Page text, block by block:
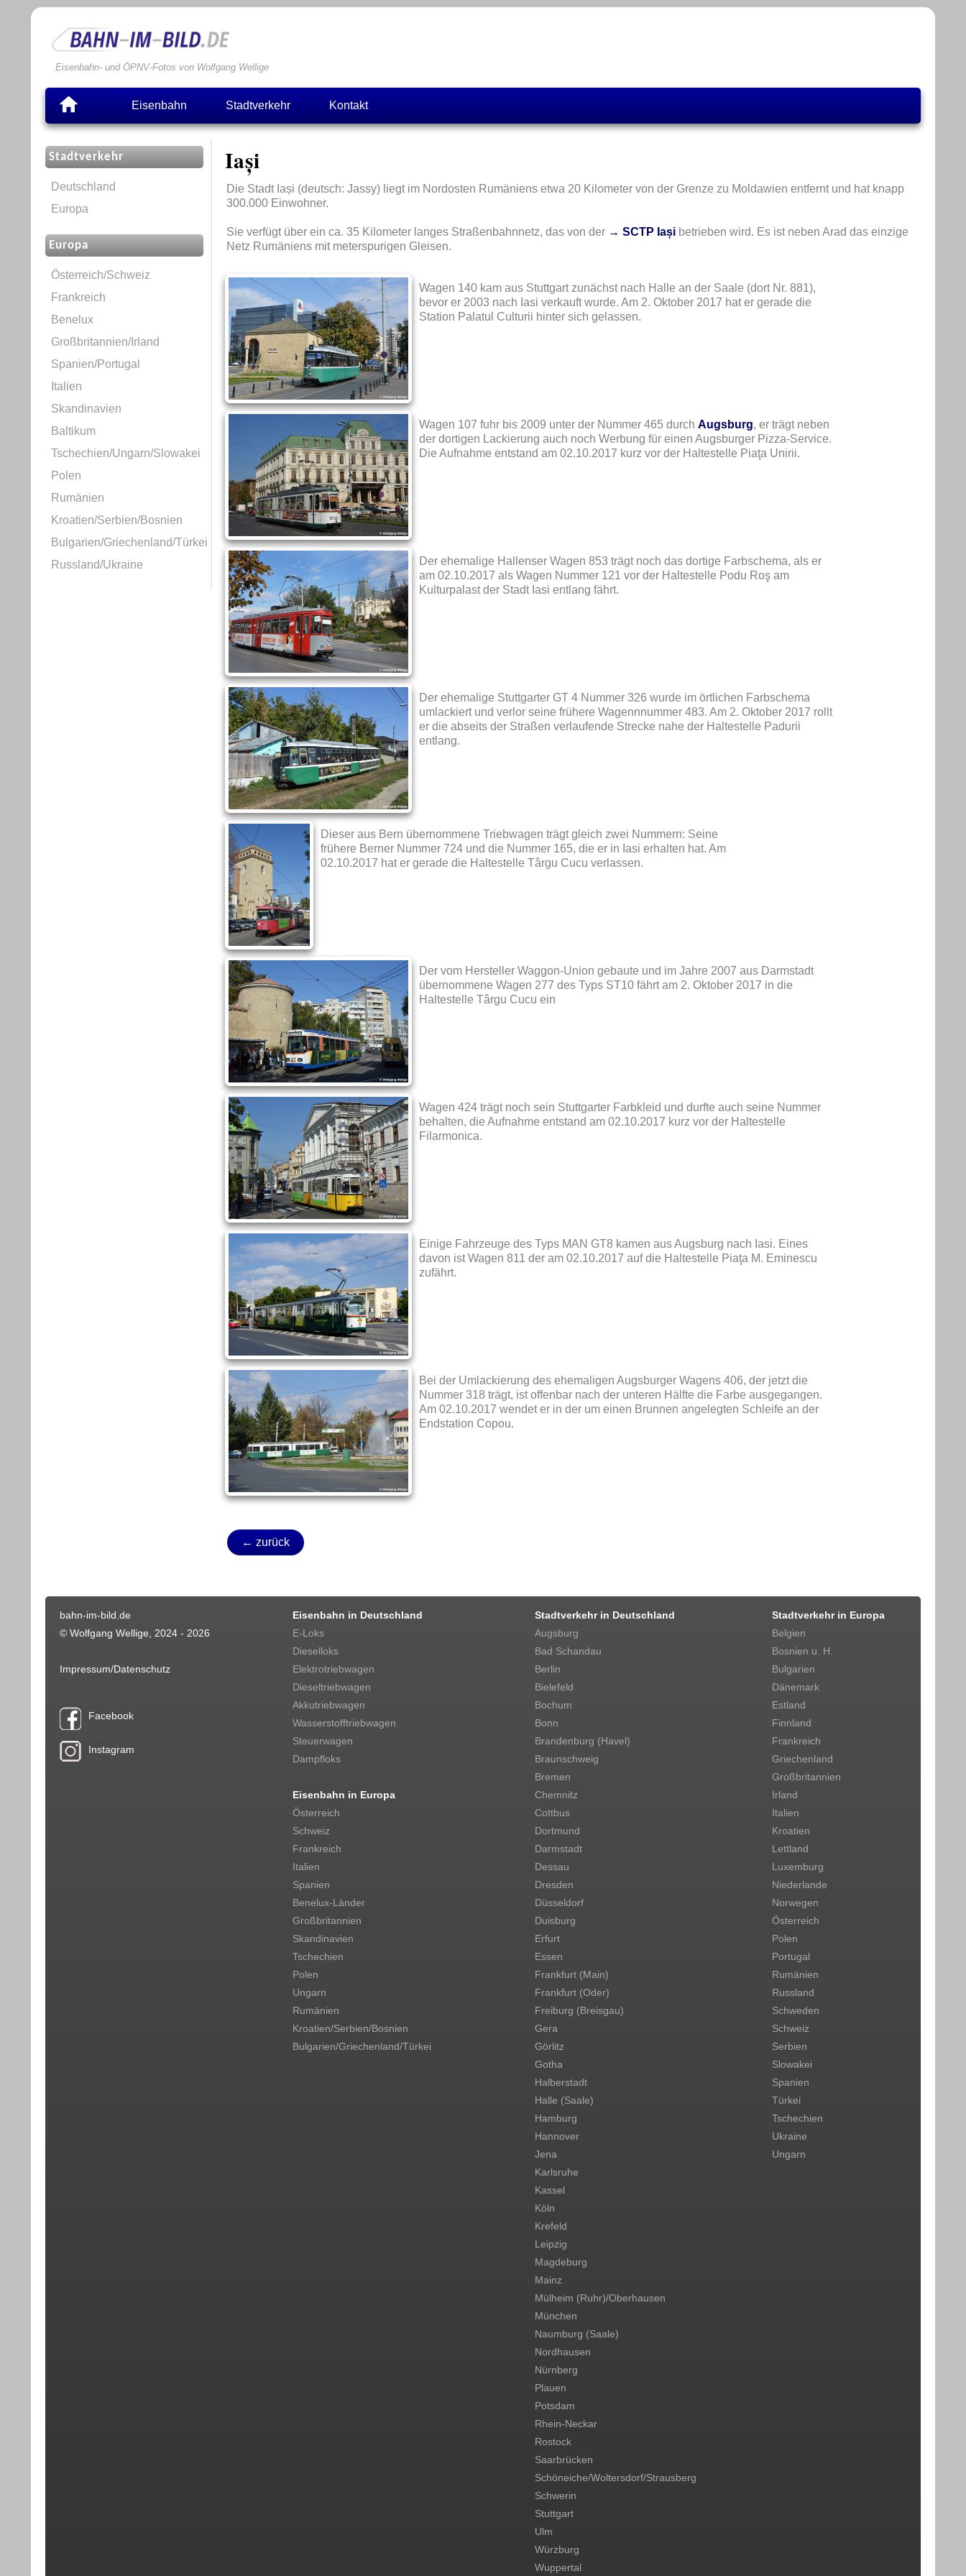
Eisenbahn- und ÖPNV-Fotos von Wolfgang Wellige
Eisenbahn Stadtverkehr Kontakt
Stadtverkehr
Deutschland
Europa
Europa
Österreich/Schweiz
Frankreich
Benelux
Großbritannien/Irland
Spanien/Portugal
Italien
Skandinavien
Baltikum
Tschechien/Ungarn/Slowakei
Polen
Rumänien
Kroatien/Serbien/Bosnien
Bulgarien/Griechenland/Türkei
Russland/Ukraine
Iași
Die Stadt Iași (deutsch: Jassy) liegt im Nordosten Rumäniens etwa 20 Kilometer von der Grenze zu Moldawien entfernt und hat knapp
300.000 Einwohner.
Sie verfügt über ein ca. 35 Kilometer langes Straßenbahnnetz, das von der → SCTP Iași betrieben wird. Es ist neben Arad das einzige
Netz Rumäniens mit meterspurigen Gleisen.
Wagen 140 kam aus Stuttgart zunächst nach Halle an der Saale (dort Nr. 881),
bevor er 2003 nach Iasi verkauft wurde. Am 2. Oktober 2017 hat er gerade die
Station Palatul Culturii hinter sich gelassen.
Wagen 107 fuhr bis 2009 unter der Nummer 465 durchAugsburg, er trägt neben
der dortigen Lackierung auch noch Werbung für einen Augsburger Pizza-Service.
Die Aufnahme entstand am 02.10.2017 kurz vor der Haltestelle Piaţa Unirii.
Der ehemalige Hallenser Wagen 853 trägt noch das dortige Farbschema, als er
am 02.10.2017 als Wagen Nummer 121 vor der Haltestelle Podu Roş am
Kulturpalast der Stadt Iasi entlang fährt.
Der ehemalige Stuttgarter GT 4 Nummer 326 wurde im örtlichen Farbschema
umlackiert und verlor seine frühere Wagennnummer 483. Am 2. Oktober 2017 rollt
er die abseits der Straßen verlaufende Strecke nahe der Haltestelle Padurii
entlang.
Dieser aus Bern übernommene Triebwagen trägt gleich zwei Nummern: Seine
frühere Berner Nummer 724 und die Nummer 165, die er in Iasi erhalten hat. Am
02.10.2017 hat er gerade die Haltestelle Târgu Cucu verlassen.
Der vom Hersteller Waggon-Union gebaute und im Jahre 2007 aus Darmstadt
übernommene Wagen 277 des Typs ST10 fährt am 2. Oktober 2017 in die
Haltestelle Târgu Cucu ein
Wagen 424 trägt noch sein Stuttgarter Farbkleid und durfte auch seine Nummer
behalten, die Aufnahme entstand am 02.10.2017 kurz vor der Haltestelle
Filarmonica.
Einige Fahrzeuge des Typs MAN GT8 kamen aus Augsburg nach Iasi. Eines
davon ist Wagen 811 der am 02.10.2017 auf die Haltestelle Piaţa M. Eminescu
zufährt.
Bei der Umlackierung des ehemaligen Augsburger Wagens 406, der jetzt die
Nummer 318 trägt, ist offenbar nach der unteren Hälfte die Farbe ausgegangen.
Am 02.10.2017 wendet er in der um einen Brunnen angelegten Schleife an der
Endstation Copou.
← zurück
bahn-im-bild.de
© Wolfgang Wellige, 2024 - 2026
Impressum/Datenschutz
Facebook
Instagram
Eisenbahn in Deutschland
E-Loks
Dieselloks
Elektrotriebwagen
Dieseltriebwagen
Akkutriebwagen
Wasserstofftriebwagen
Steuerwagen
Dampfloks
Eisenbahn in Europa
Österreich
Schweiz
Frankreich
Italien
Spanien
Benelux-Länder
Großbritannien
Skandinavien
Tschechien
Polen
Ungarn
Rumänien
Kroatien/Serbien/Bosnien
Bulgarien/Griechenland/Türkei
Stadtverkehr in Deutschland
Augsburg
Bad Schandau
Berlin
Bielefeld
Bochum
Bonn
Brandenburg (Havel)
Braunschweig
Bremen
Chemnitz
Cottbus
Dortmund
Darmstadt
Dessau
Dresden
Düsseldorf
Duisburg
Erfurt
Essen
Frankfurt (Main)
Frankfurt (Oder)
Freiburg (Breisgau)
Gera
Görlitz
Gotha
Halberstadt
Halle (Saale)
Hamburg
Hannover
Jena
Karlsruhe
Kassel
Köln
Krefeld
Leipzig
Magdeburg
Mainz
Mülheim (Ruhr)/Oberhausen
München
Naumburg (Saale)
Nordhausen
Nürnberg
Plauen
Potsdam
Rhein-Neckar
Rostock
Saarbrücken
Schöneiche/Woltersdorf/Strausberg
Schwerin
Stuttgart
Ulm
Würzburg
Wuppertal
Stadtverkehr in Europa
Belgien
Bosnien u. H.
Bulgarien
Dänemark
Estland
Finnland
Frankreich
Griechenland
Großbritannien
Irland
Italien
Kroatien
Lettland
Luxemburg
Niederlande
Norwegen
Österreich
Polen
Portugal
Rumänien
Russland
Schweden
Schweiz
Serbien
Slowakei
Spanien
Türkei
Tschechien
Ukraine
Ungarn